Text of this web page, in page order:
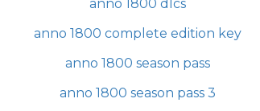
anno 1800 dlcs
anno 1800 complete edition key
anno 1800 season pass
anno 1800 season pass 3